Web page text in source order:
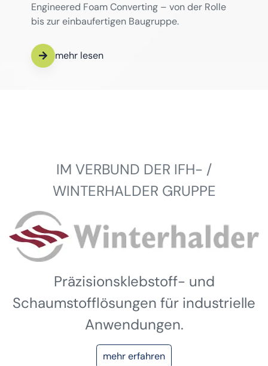
Engineered Foam Converting – von der Rolle
bis zur einbaufertigen Baugruppe.
mehr lesen
IM VERBUND DER IFH- /
WINTERHALDER GRUPPE
Winterhalder
Präzisionsklebstoff- und
Schaumstofflösungen für industrielle
Anwendungen.
mehr erfahren